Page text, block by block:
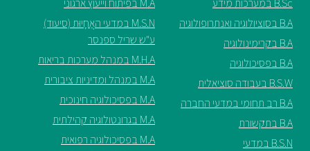
B.A בסוציולוגיה ואנתרופולוגיה
B.A בקרימינולוגיה
B.A בפסיכולוגיה
B.S.W בעבודה סוציאלית
B.A רב תחומי במדעי החברה
B.A בתקשורת
B.S.N במדעי
M.S.N במדעי האֲחָיוּת (סיעוד)
ע"ש שריל ספנסר
M.H.A במנהל מערכות בריאות
M.A במנהל ומדיניות ציבורית
M.A בפסיכולוגיה חינוכית
M.A בגרונטולוגיה קהילתית
M.A בפסיכולוגיה רפואית